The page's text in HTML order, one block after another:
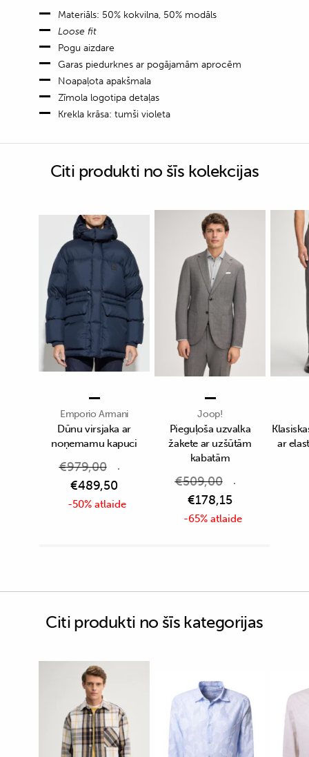
Materiāls: 50% kokvilna, 50% modāls
Loose fit
Pogu aizdare
Garas piedurknes ar pogājamām aprocēm
Noapaļota apakšmala
Zīmola logotipa detaļas
Krekla krāsa: tumši violeta
Citi produkti no šīs kolekcijas
Emporio Armani
Dūnu virsjaka ar
noņemamu kapuci
€979,00
€489,50
-50% atlaide
Joop!
Pieguļoša uzvalka
žakete ar uzšūtām
kabatām
€509,00
€178,15
-65% atlaide
ar
Citi produkti no šīs kategorijas